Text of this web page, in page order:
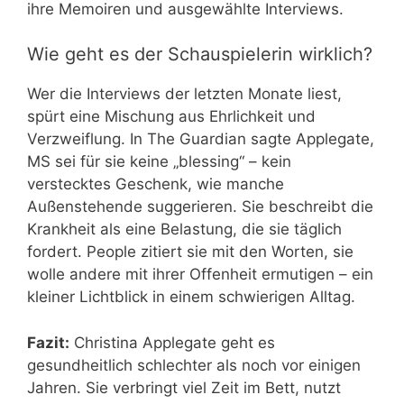
ihre Memoiren und ausgewählte Interviews.
Wie geht es der Schauspielerin wirklich?
Wer die Interviews der letzten Monate liest,
spürt eine Mischung aus Ehrlichkeit und
Verzweiflung. In The Guardian sagte Applegate,
MS sei für sie keine „blessing“ – kein
verstecktes Geschenk, wie manche
Außenstehende suggerieren. Sie beschreibt die
Krankheit als eine Belastung, die sie täglich
fordert. People zitiert sie mit den Worten, sie
wolle andere mit ihrer Offenheit ermutigen – ein
kleiner Lichtblick in einem schwierigen Alltag.
Fazit: Christina Applegate geht es
gesundheitlich schlechter als noch vor einigen
Jahren. Sie verbringt viel Zeit im Bett, nutzt